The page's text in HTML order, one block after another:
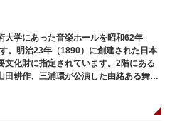
内でも古いものです。しかし妙亀塚と板
。
堤通）境内には梅若にちなむ梅若塚
するものと考えられています。
大学にあった音楽ホールを昭和62年
。明治23年（1890）に創建された日本
文化財に指定されています。2階にある
耕作、三浦環が公演した由緒ある舞台